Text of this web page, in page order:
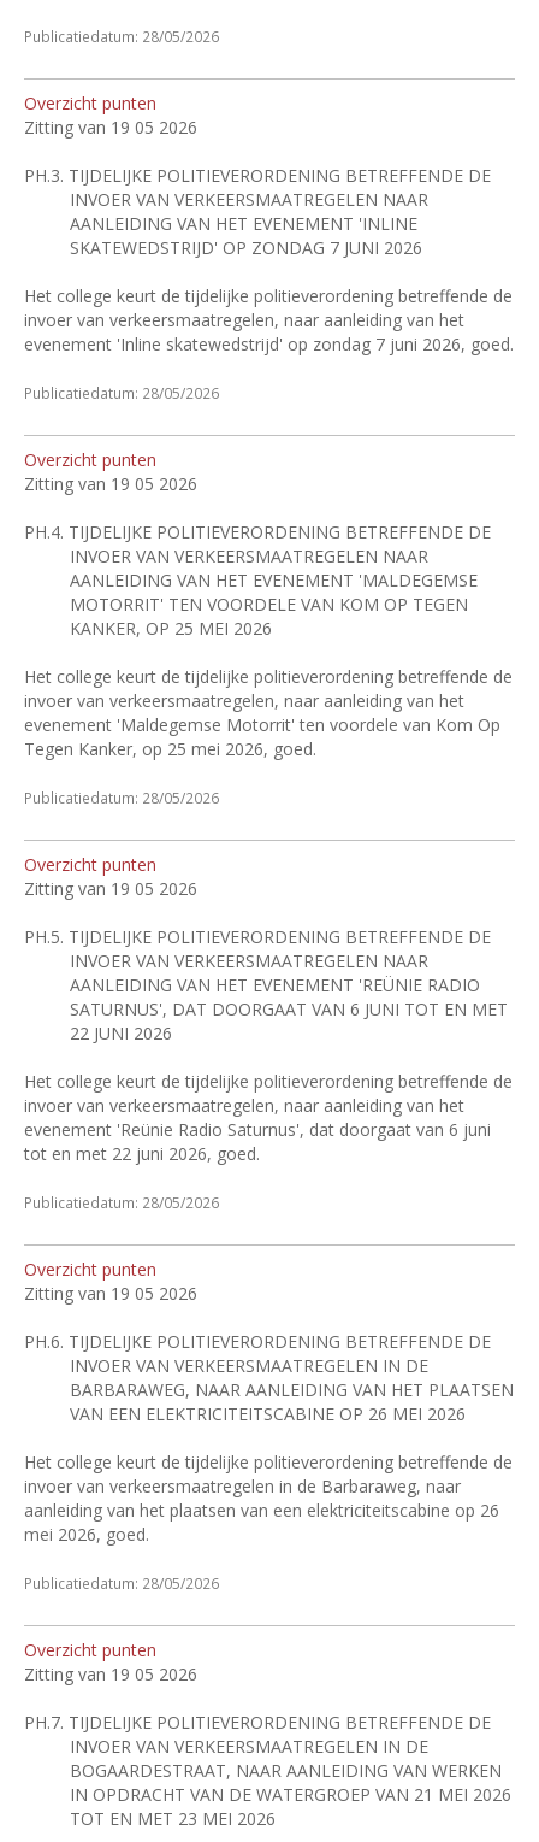
Publicatiedatum: 28/05/2026
Overzicht punten
Zitting van 19 05 2026
PH.3. TIJDELIJKE POLITIEVERORDENING BETREFFENDE DE
INVOER VAN VERKEERSMAATREGELEN NAAR
AANLEIDING VAN HET EVENEMENT 'INLINE
SKATEWEDSTRIJD' OP ZONDAG 7 JUNI 2026
Het college keurt de tijdelijke politieverordening betreffende de
invoer van verkeersmaatregelen, naar aanleiding van het
evenement 'Inline skatewedstrijd' op zondag 7 juni 2026, goed.
Publicatiedatum: 28/05/2026
Overzicht punten
Zitting van 19 05 2026
PH.4. TIJDELIJKE POLITIEVERORDENING BETREFFENDE DE
INVOER VAN VERKEERSMAATREGELEN NAAR
AANLEIDING VAN HET EVENEMENT 'MALDEGEMSE
MOTORRIT' TEN VOORDELE VAN KOM OP TEGEN
KANKER, OP 25 MEI 2026
Het college keurt de tijdelijke politieverordening betreffende de
invoer van verkeersmaatregelen, naar aanleiding van het
evenement 'Maldegemse Motorrit' ten voordele van Kom Op
Tegen Kanker, op 25 mei 2026, goed.
Publicatiedatum: 28/05/2026
Overzicht punten
Zitting van 19 05 2026
PH.5. TIJDELIJKE POLITIEVERORDENING BETREFFENDE DE
INVOER VAN VERKEERSMAATREGELEN NAAR
AANLEIDING VAN HET EVENEMENT 'REÜNIE RADIO
SATURNUS', DAT DOORGAAT VAN 6 JUNI TOT EN MET
22 JUNI 2026
Het college keurt de tijdelijke politieverordening betreffende de
invoer van verkeersmaatregelen, naar aanleiding van het
evenement 'Reünie Radio Saturnus', dat doorgaat van 6 juni
tot en met 22 juni 2026, goed.
Publicatiedatum: 28/05/2026
Overzicht punten
Zitting van 19 05 2026
PH.6. TIJDELIJKE POLITIEVERORDENING BETREFFENDE DE
INVOER VAN VERKEERSMAATREGELEN IN DE
BARBARAWEG, NAAR AANLEIDING VAN HET PLAATSEN
VAN EEN ELEKTRICITEITSCABINE OP 26 MEI 2026
Het college keurt de tijdelijke politieverordening betreffende de
invoer van verkeersmaatregelen in de Barbaraweg, naar
aanleiding van het plaatsen van een elektriciteitscabine op 26
mei 2026, goed.
Publicatiedatum: 28/05/2026
Overzicht punten
Zitting van 19 05 2026
PH.7. TIJDELIJKE POLITIEVERORDENING BETREFFENDE DE
INVOER VAN VERKEERSMAATREGELEN IN DE
BOGAARDESTRAAT, NAAR AANLEIDING VAN WERKEN
IN OPDRACHT VAN DE WATERGROEP VAN 21 MEI 2026
TOT EN MET 23 MEI 2026